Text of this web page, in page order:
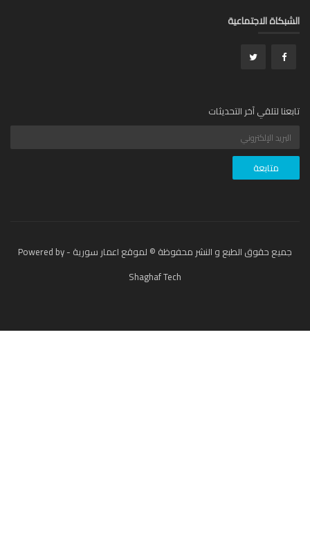
الاجتماعية
لتلقي آخر التحديثات
جميع حقوق الطبع و النشر محفوظة © لموقع اعمار سورية - Powered by
Shaghaf Tech